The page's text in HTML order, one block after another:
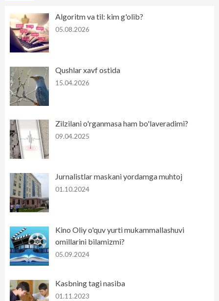
Algoritm va til: kim g'olib?
05.08.2026
Qushlar xavf ostida
15.04.2026
Zilzilani o'rganmasa ham bo'laveradimi?
09.04.2025
Jurnalistlar maskani yordamga muhtoj
01.10.2024
Kino Oliy o'quv yurti mukammallashuvi
omillarini bilamizmi?
05.09.2024
Kasbning tagi nasiba
01.11.2023